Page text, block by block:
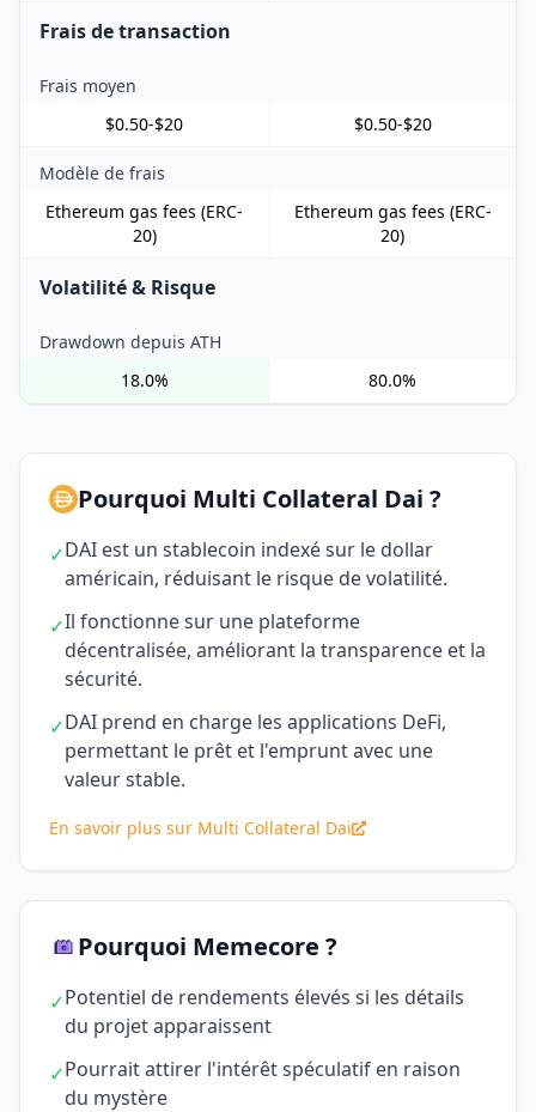
Frais de transaction
Frais moyen
$0.50-$20
$0.50-$20
Modèle de frais
Ethereum gas fees (ERC-
20)
Ethereum gas fees (ERC-
20)
Volatilité & Risque
Drawdown depuis ATH
18.0%
80.0%
Pourquoi Multi Collateral Dai ?
✓DAI est un stablecoin indexé sur le dollar
américain, réduisant le risque de volatilité.
✓Il fonctionne sur une plateforme
décentralisée, améliorant la transparence et la
sécurité.
✓DAI prend en charge les applications DeFi,
permettant le prêt et l'emprunt avec une
valeur stable.
En savoir plus sur Multi Collateral Dai
Pourquoi Memecore ?
✓Potentiel de rendements élevés si les détails
du projet apparaissent
✓Pourrait attirer l'intérêt spéculatif en raison
du mystère